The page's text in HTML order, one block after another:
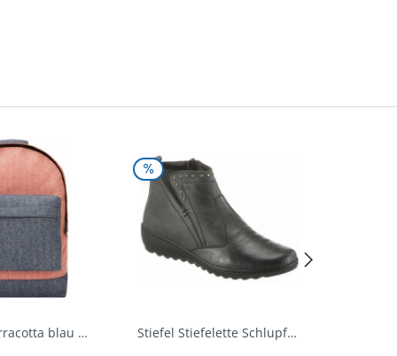
Rucksack terracotta blau navy Mi-Pac... Stiefel Stiefelette Schlupfschuhe...